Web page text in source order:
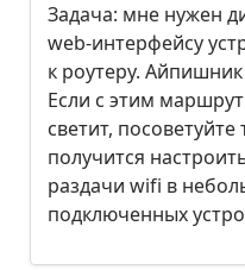
Задача: мне нужен
web-интерфейсу
к роутеру.
Если с этим
светит,
получится
раздачи wifi в
подключенных